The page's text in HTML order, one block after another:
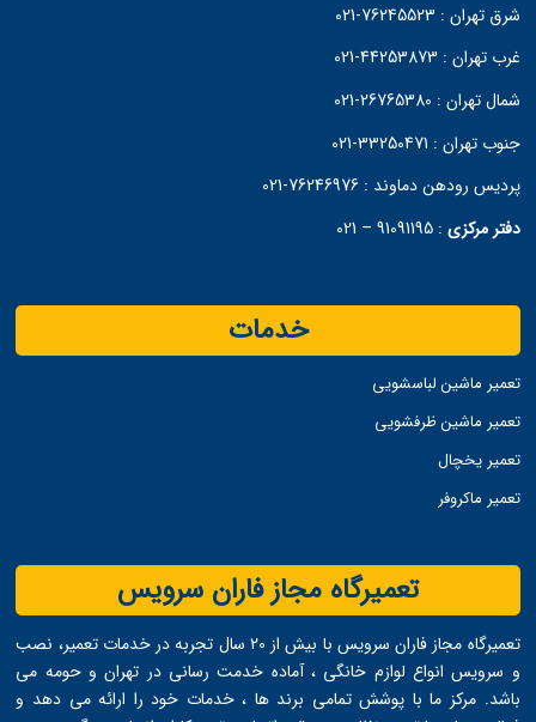
شرق تهران : 76245523-021
غرب تهران : 44253873-021
شمال تهران :
جنوب تهران : 33250471-021
پردیس رودهن دماوند :76246976-021
دفتر مرکزی :
91091195 – 021
خدمات
تعمیر ماشین لباسشویی
تعمیر ماشین ظرفشویی
تعمیر یخچال
تعمیر ماکروفر
تعمیرگاه مجاز فاران سرویس
تعمیرگاه مجاز فاران سرویس با بیش از ۲۰ سال تجربه در خدمات تعمیر، نصب
و سرویس انواع لوازم خانگی ، آماده خدمت ‌رسانی در تهران و حومه می
‌باشد. مرکز ما با پوشش تمامی برند ها ، خدمات خود را ارائه می ‌دهد و